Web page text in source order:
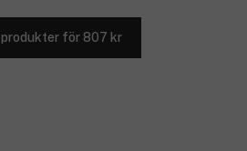
produkter för 807 kr